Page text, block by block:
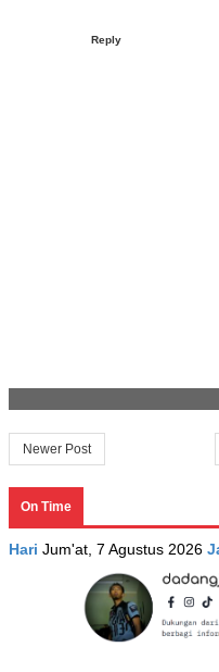
Reply
Newer Post
On Time
Hari Jum'at, 7 Agustus 2026